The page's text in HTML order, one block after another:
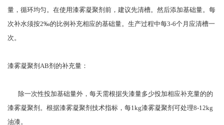
量，循环均匀。在使用漆雾凝聚剂前，建议先清槽。然后添加基础量。每
次补水须按2‰的比例补充相应的基础量。生产过程中每3-6个月应清槽一
次。
漆雾凝聚剂AB剂的补充量：
除一次性投加基础量外，每天需根据失漆量多少投加相应补充量的的
漆雾凝聚剂。根据漆雾凝聚剂技术指标，每1kg漆雾凝聚剂可处理8-12kg
油漆。